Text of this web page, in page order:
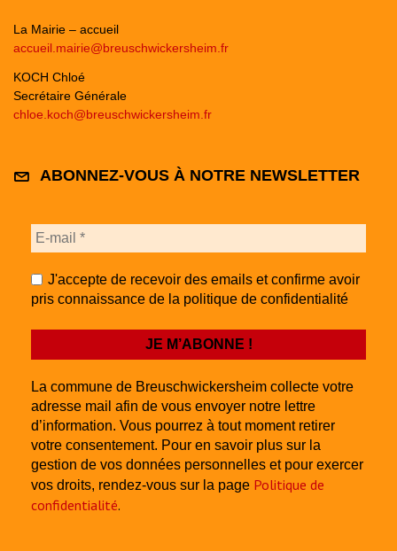
La Mairie – accueil
accueil.mairie@breuschwickersheim.fr
KOCH Chloé
Secrétaire Générale
chloe.koch@breuschwickersheim.fr
ABONNEZ-VOUS À NOTRE NEWSLETTER
J'accepte de recevoir des emails et confirme avoir
pris connaissance de la politique de confidentialité
La commune de Breuschwickersheim collecte votre
adresse mail afin de vous envoyer notre lettre
d’information. Vous pourrez à tout moment retirer
votre consentement. Pour en savoir plus sur la
gestion de vos données personnelles et pour exercer
vos droits, rendez-vous sur la page Politique de
confidentialité.